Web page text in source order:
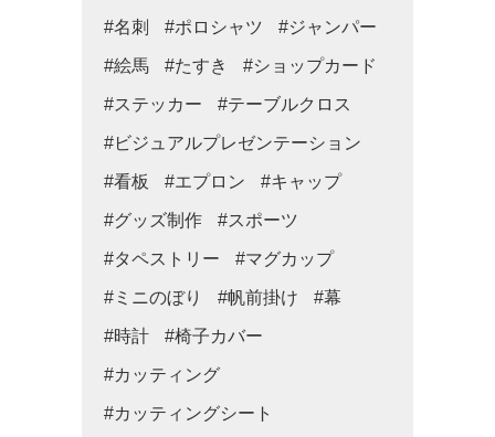
#名刺 #ポロシャツ #ジャンパー
#絵馬 #たすき #ショップカード
#ステッカー #テーブルクロス
#ビジュアルプレゼンテーション
#看板 #エプロン #キャップ
#グッズ制作 #スポーツ
#タペストリー #マグカップ
#ミニのぼり #帆前掛け #幕
#時計 #椅子カバー
#カッティング
#カッティングシート